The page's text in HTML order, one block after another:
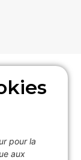
pour la
aux